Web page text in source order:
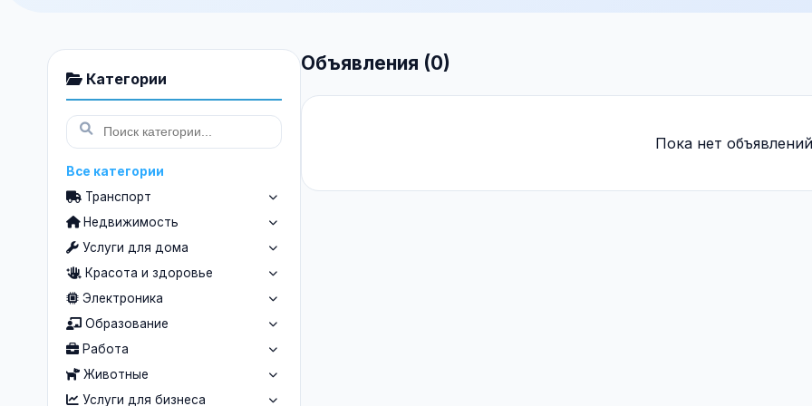
Категории
Все категории
Транспорт
Недвижимость
Услуги для дома
Красота и здоровье
Электроника
Образование
Работа
Животные
Услуги для бизнеса
Объявления (0)
Пока нет